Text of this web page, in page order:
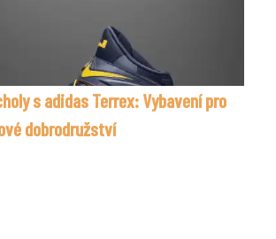
s adidas Terrex: Vybavení pro
dobrodružství